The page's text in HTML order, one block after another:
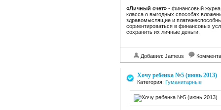
«Личный счет» - финансовый
класса о выгодных способах
здравомыслящие и
сориентироваться в финансовых
сохранить их личные деньги.
Добавил: Jameus
Хочу ребенка №5 (июнь 2013)
Категория: Гуманитарные